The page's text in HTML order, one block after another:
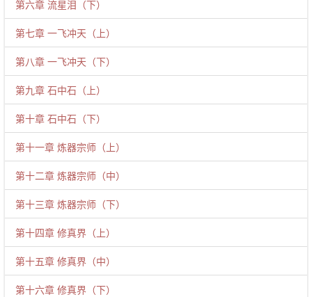
第六章 流星泪（下）
第七章 一飞冲天（上）
第八章 一飞冲天（下）
第九章 石中石（上）
第十章 石中石（下）
第十一章 炼器宗师（上）
第十二章 炼器宗师（中）
第十三章 炼器宗师（下）
第十四章 修真界（上）
第十五章 修真界（中）
第十六章 修真界（下）